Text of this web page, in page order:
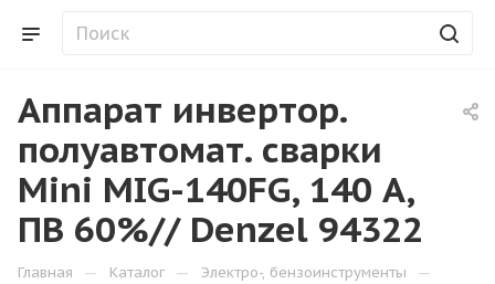
Аппарат инвертор.
полуавтомат. сварки
Mini MIG-140FG, 140 А,
ПВ 60%// Denzel 94322
Главная — Каталог — Электро-, бензоинструменты —